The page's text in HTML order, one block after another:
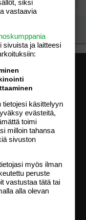
tiedot, aikataulut ja
kävijöistä
siksi
vastaavia
sivuista ja laitteesi
tietojesi käsittelyyn
evästeitä,
toimi
milloin tahansa
sivuston
myös ilman
peruste
vastustaa tätä tai
alla olevan